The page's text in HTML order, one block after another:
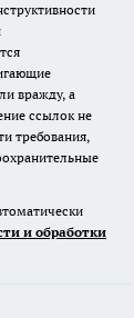
вражду, а
ссылок не
требования,
и обработки